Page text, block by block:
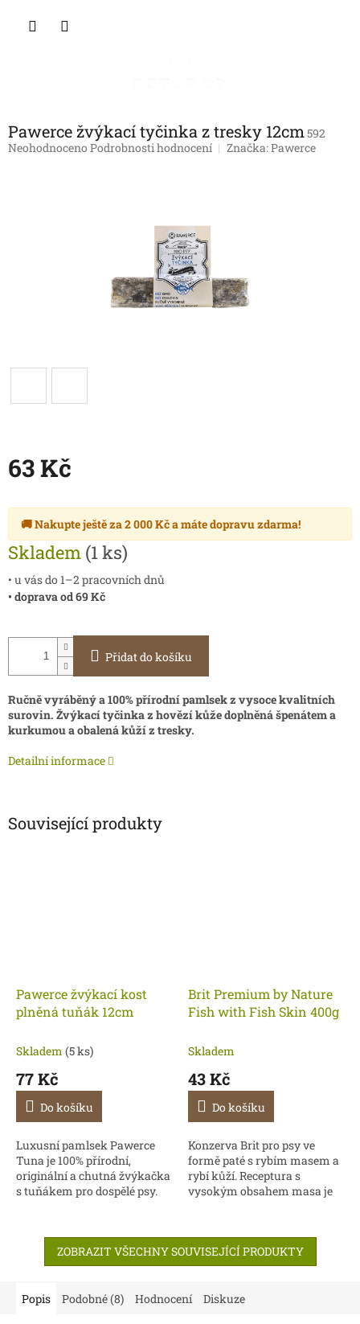
Pawerce žvýkací tyčinka z tresky 12cm592
Průměrné
Neohodnoceno Podrobnosti hodnocení Značka:Pawerce
63 Kč
cena:
🚚 Nakupte ještě za2 000 Kča mátedopravu zdarma!
Skladem (1 ks)
• u vás do 1–2 pracovních dnů
• doprava od 69 Kč
Přidat do košíku
Ručně vyráběný a 100% přírodní pamlsek z vysoce kvalitních
surovin. Žvýkací tyčinka z hovězí kůžedoplněná špenátem a
kurkumou a obalená kůží z tresky.
Detailní informace
Související produkty
Pawerce žvýkací kost
plněná tuňák 12cm
Skladem (5 ks)
77 Kč
Do košíku
Luxusní pamlsek Pawerce
Tuna je 100% přírodní,
originální a chutná žvýkačka
s tuňákem pro dospělé psy.
ideální i pro...
Brit Premium by Nature
Fish with Fish Skin 400g
Skladem
43 Kč
Do košíku
Konzerva Brit pro psy ve
formě paté s rybím masem a
rybí kůží. Receptura s
vysokým obsahem masa je
obsahu obilovin, soli,...
ZOBRAZIT VŠECHNY SOUVISEJÍCÍ PRODUKTY
Popis Podobné (8) Hodnocení Diskuze